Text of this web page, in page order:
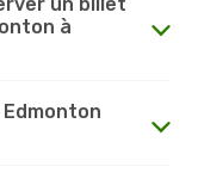
à